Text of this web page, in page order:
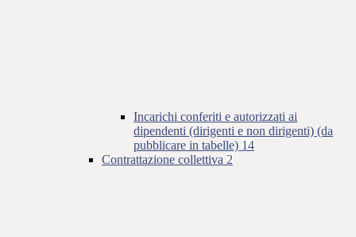
Incarichi conferiti e autorizzati ai
dipendenti (dirigenti e non dirigenti) (da
pubblicare in tabelle) 14
Contrattazione collettiva 2